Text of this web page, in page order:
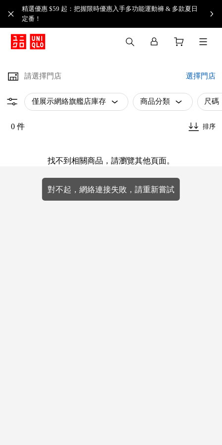
精選優惠 $59 起：把握限時優惠入手多功能運動褲 & 多款夏日
定番！​
請選擇門店 選擇門店
僅展示網絡旗艦店庫存 商品分類 尺碼
0 件 排序
找不到相關商品，請瀏覽其他頁面。
對不起，網絡連接失敗，請重新嘗試